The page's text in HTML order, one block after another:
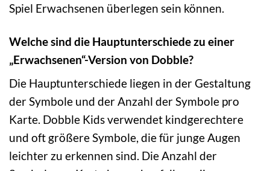
Spiel Erwachsenen überlegen sein können.
Welche sind die Hauptunterschiede zu einer
„Erwachsenen“-Version von Dobble?
Die Hauptunterschiede liegen in der Gestaltung
der Symbole und der Anzahl der Symbole pro
Karte. Dobble Kids verwendet kindgerechtere
und oft größere Symbole, die für junge Augen
leichter zu erkennen sind. Die Anzahl der